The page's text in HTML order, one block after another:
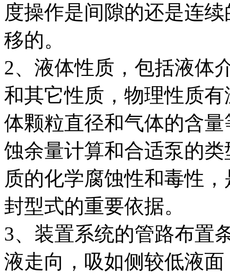
度操作是间隙的还是连
移的。
2、液体性质，包括液体
和其它性质，物理性质
体颗粒直径和气体的含
蚀余量计算和合适泵的
质的化学腐蚀性和毒性
封型式的重要依据。
3、装置系统的管路布置
液走向，吸如侧较低液